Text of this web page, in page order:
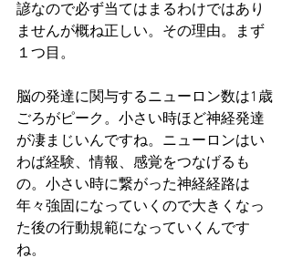
諺なので必ず当てはまるわけではあり
ませんが概ね正しい。その理由。まず
１つ目。
脳の発達に関与するニューロン数は1歳
ごろがピーク。小さい時ほど神経発達
が凄まじいんですね。ニューロンはい
わば経験、情報、感覚をつなげるも
の。小さい時に繋がった神経経路は
年々強固になっていくので大きくなっ
た後の行動規範になっていくんです
ね。